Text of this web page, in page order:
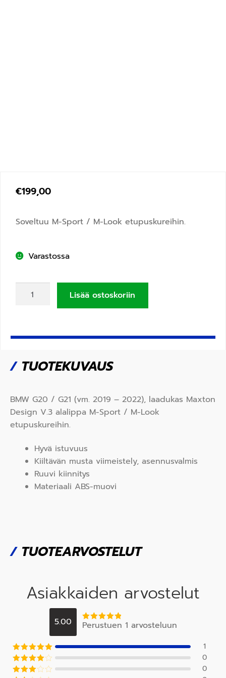
€199,00
Soveltuu M-Sport / M-Look etupuskureihin.
Varastossa
Lisää ostoskoriin
/TUOTEKUVAUS
BMW G20 / G21 (vm. 2019 – 2022), laadukas Maxton
Design V.3 alalippa M-Sport / M-Look
etupuskureihin.
Hyvä istuvuus
Kiiltävän musta viimeistely, asennusvalmis
Ruuvi kiinnitys
Materiaali ABS-muovi​​
/TUOTEARVOSTELUT
Asiakkaiden arvostelut
5.00
Arvostelu
Perustuen 1 arvosteluun
Arvostelu
tuotteesta:5
/ 5
1
Arvostel
0
0